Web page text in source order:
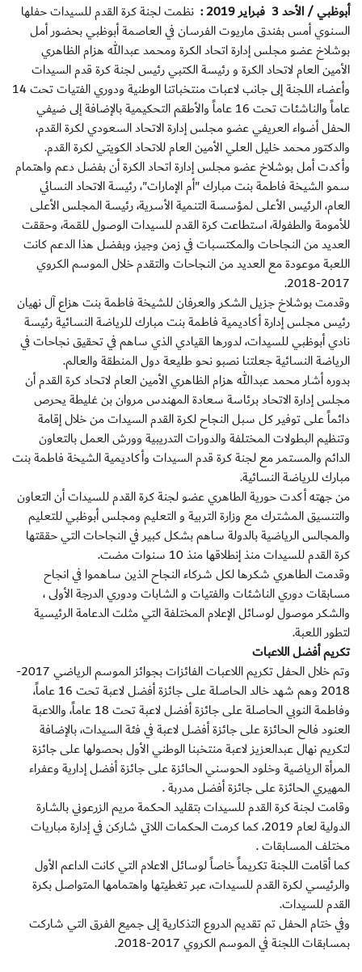
أبوظبي / الأحد 3 فبراير 2019 :
نظمت لجنة كرة القدم للسيدات حفلها
السنوي أمس بفندق ماريوت الفرسان في العاصمة أبوظبي بحضور أمل
بوشلاخ عضو مجلس إدارة اتحاد الكرة ومحمد عبدالله هزام الظاهري
الأمين العام لاتحاد الكرة و رئيسة الكتبي رئيس لجنة كرة قدم السيدات
وأعضاء اللجنة إلى جانب لاعبات منتخباتنا الوطنية ودوري الفتيات تحت 14
عاماً والناشئات تحت 16 عاماً والأطقم التحكيمية بالإضافة إلى ضيفي
الحفل أضواء العريفي عضو مجلس إدارة الاتحاد السعودي لكرة القدم،
والدكتور محمد خليل العلي الأمين العام للاتحاد الكويتي لكرة القدم.
وأكدت أمل بوشلاخ عضو مجلس إدارة اتحاد الكرة أن بفضل دعم واهتمام
سمو الشيخة فاطمة بنت مبارك "أم الإمارات"، رئيسة الاتحاد النسائي
العام، الرئيس الأعلى لمؤسسة التنمية الأسرية، رئيسة المجلس الأعلى
للأمومة والطفولة، استطاعت كرة القدم للسيدات الوصول للقمة، وحققت
العديد من النجاحات والمكتسبات في زمن وجيز، وبفضل هذا الدعم كانت
اللعبة موعودة مع العديد من النجاحات والتقدم خلال الموسم الكروي
2017-2018.
وقدمت بوشلاخ جزيل الشكر والعرفان للشيخة فاطمة بنت هزاع آل نهيان
رئيس مجلس إدارة أكاديمية فاطمة بنت مبارك للرياضة النسائية رئيسة
نادي أبوظبي للسيدات، لدورها القيادي الذي ساهم في تحقيق نجاحات في
الرياضة النسائية جعلتنا نصبو نحو طليعة دول المنطقة والعالم.
بدوره أشار محمد عبدالله هزام الظاهري الأمين العام لاتحاد كرة القدم أن
مجلس إدارة الاتحاد برئاسة سعادة المهندس مروان بن غليطة يحرص
دائماً على توفير كل سبل النجاح لكرة القدم السيدات من خلال إقامة
وتنظيم البطولات المختلفة والدورات التدريبية وورش العمل بالتعاون
الدائم والمستمر مع لجنة كرة قدم السيدات وأكاديمية الشيخة فاطمة بنت
مبارك للرياضة النسائية.
من جهته أكدت حورية الطاهري عضو لجنة كرة القدم للسيدات أن التعاون
والتنسيق المشترك مع وزارة التربية و التعليم ومجلس أبوظبي للتعليم
والمجالس الرياضية بالدولة ساهم بشكل كبير في النجاحات التي حققتها
كرة القدم للسيدات منذ إنطلاقها منذ 10 سنوات مضت.
وقدمت الطاهري شكرها لكل شركاء النجاح الذين ساهموا في انجاح
مسابقات دوري الناشئات والفتيات و الشابات ودوري الدرجة الأولى ،
والشكر موصول لوسائل الإعلام المختلفة التي مثلت الدعامة الرئيسية
لتطور اللعبة.
تكريم أفضل اللاعبات
وتم خلال الحفل تكريم اللاعبات الفائزات بجوائز الموسم الرياضي 2017-
2018 وهم شهد خالد الحاصلة على جائزة أفضل لاعبة تحت 16 عاماً،
وفاطمة النوبي الحاصلة على جائزة أفضل لاعبة تحت 18 عاماً، واللاعبة
العنود فالح الحائزة على جائزة أفضل لاعبة في فئة السيدات، بالإضافة
لتكريم نهال عبدالعزيز لاعبة منتخبنا الوطني الأول بحصولها على جائزة
المرأة الرياضية وخلود الحوسني الحائزة على جائزة أفضل إدارية وعفراء
المهيري الحائزة على جائزة أفضل مدربة .
وقامت لجنة كرة القدم للسيدات بتقليد الحكمة مريم الزرعوني بالشارة
الدولية لعام 2019، كما كرمت الحكمات اللاتي شاركن في إدارة مباريات
مختلف المسابقات .
كما أقامت اللجنة تكريماً خاصاً لوسائل الاعلام التي كانت الداعم الأول
والرئيسي لكرة القدم للسيدات، عبر تغطيتها واهتمامها المتواصل بكرة
القدم للسيدات.
وفي ختام الحفل تم تقديم الدروع التذكارية إلى جميع الفرق التي شاركت
بمسابقات اللجنة في الموسم الكروي 2017-2018.